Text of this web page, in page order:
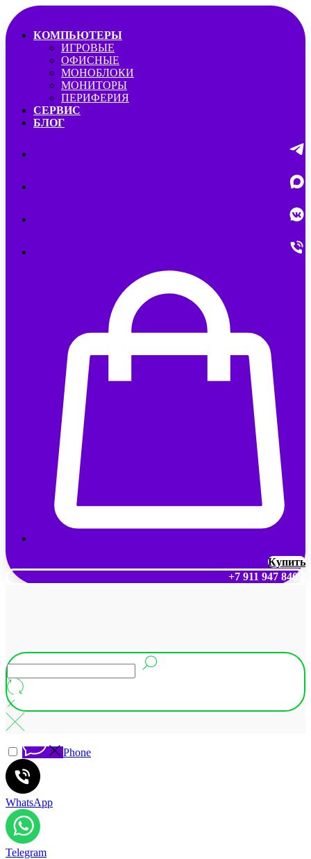
КОМПЬЮТЕРЫ
ИГРОВЫЕ
ОФИСНЫЕ
МОНОБЛОКИ
МОНИТОРЫ
ПЕРИФЕРИЯ
СЕРВИС
БЛОГ
Купить
+7 911 947 8409
Phone
WhatsApp
Telegram